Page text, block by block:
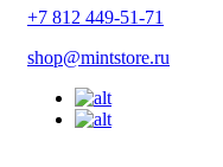
+7 812 449-51-71
shop@mintstore.ru